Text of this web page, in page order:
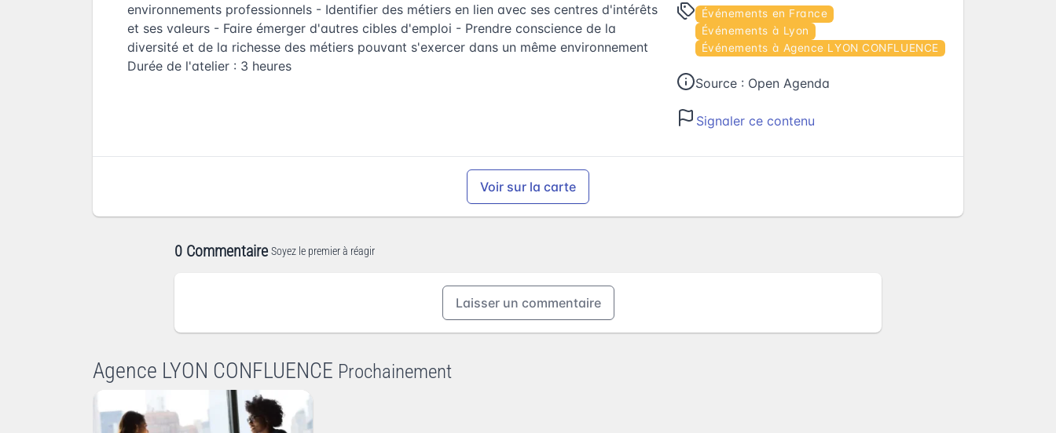
environnements professionnels - Identifier des métiers en lien avec ses centres d'intérêts
et ses valeurs - Faire émerger d'autres cibles d'emploi - Prendre conscience de la
diversité et de la richesse des métiers pouvant s'exercer dans un même environnement
Durée de l'atelier : 3 heures
Événements en France
Événements à Lyon
Événements à Agence LYON CONFLUENCE
Source : Open Agenda
Signaler ce contenu
Voir sur la carte
0 Commentaire Soyez le premier à réagir
Laisser un commentaire
Agence LYON CONFLUENCE Prochainement